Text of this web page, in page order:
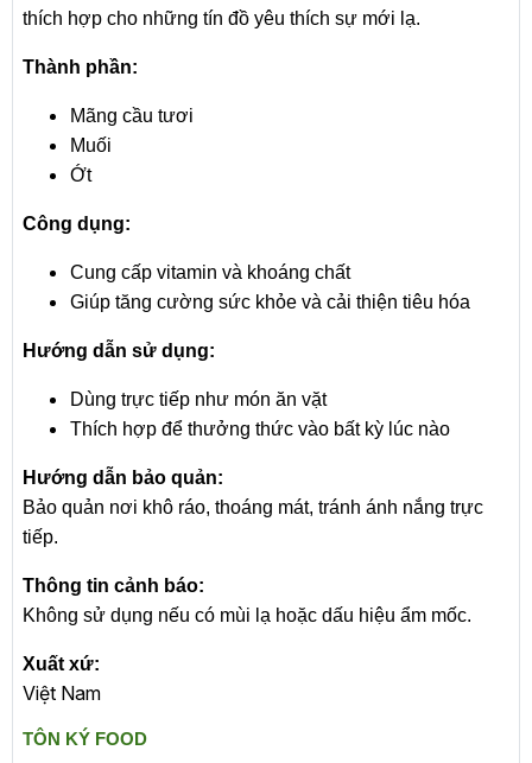
thích hợp cho những tín đồ yêu thích sự mới lạ.
Thành phần:
Mãng cầu tươi
Muối
Ớt
Công dụng:
Cung cấp vitamin và khoáng chất
Giúp tăng cường sức khỏe và cải thiện tiêu hóa
Hướng dẫn sử dụng:
Dùng trực tiếp như món ăn vặt
Thích hợp để thưởng thức vào bất kỳ lúc nào
Hướng dẫn bảo quản:
Bảo quản nơi khô ráo, thoáng mát, tránh ánh nắng trực
tiếp.
Thông tin cảnh báo:
Không sử dụng nếu có mùi lạ hoặc dấu hiệu ẩm mốc.
Xuất xứ:
Việt Nam
TÔN KÝ FOOD